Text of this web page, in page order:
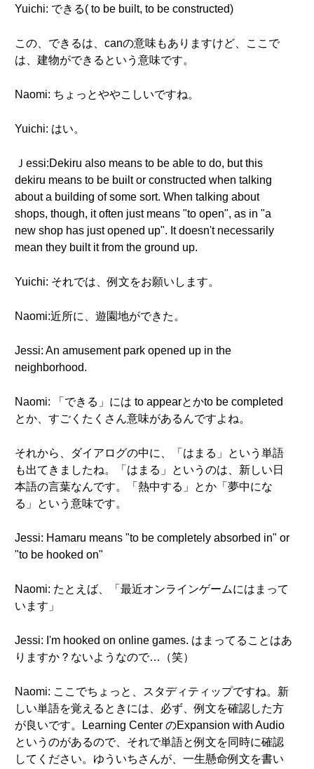
Yuichi: できる( to be built, to be constructed)
この、できるは、canの意味もありますけど、ここで
は、建物ができるという意味です。
Naomi: ちょっとややこしいですね。
Yuichi: はい。
Ｊessi:Dekiru also means to be able to do, but this
dekiru means to be built or constructed when talking
about a building of some sort. When talking about
shops, though, it often just means "to open", as in "a
new shop has just opened up". It doesn't necessarily
mean they built it from the ground up.
Yuichi: それでは、例文をお願いします。
Naomi:近所に、遊園地ができた。
Jessi: An amusement park opened up in the
neighborhood.
Naomi: 「できる」には to appearとかto be completed
とか、すごくたくさん意味があるんですよね。
それから、ダイアログの中に、「はまる」という単語
も出てきましたね。「はまる」というのは、新しい日
本語の言葉なんです。「熱中する」とか「夢中にな
る」という意味です。
Jessi: Hamaru means "to be completely absorbed in" or
"to be hooked on"
Naomi: たとえば、「最近オンラインゲームにはまって
います」
Jessi: I'm hooked on online games. はまってることはあ
りますか？ないようなので…（笑）
Naomi: ここでちょっと、スタディティップですね。新
しい単語を覚えるときには、必ず、例文を確認した方
が良いです。Learning Center のExpansion with Audio
というのがあるので、それで単語と例文を同時に確認
してください。ゆういちさんが、一生懸命例文を書い